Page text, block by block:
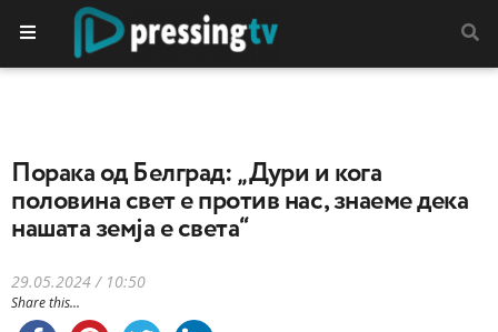
Порака од Белград: „Дури и кога
половина свет е против нас, знаеме дека
нашата земја е света“
29.05.2024 / 10:50
Share this...